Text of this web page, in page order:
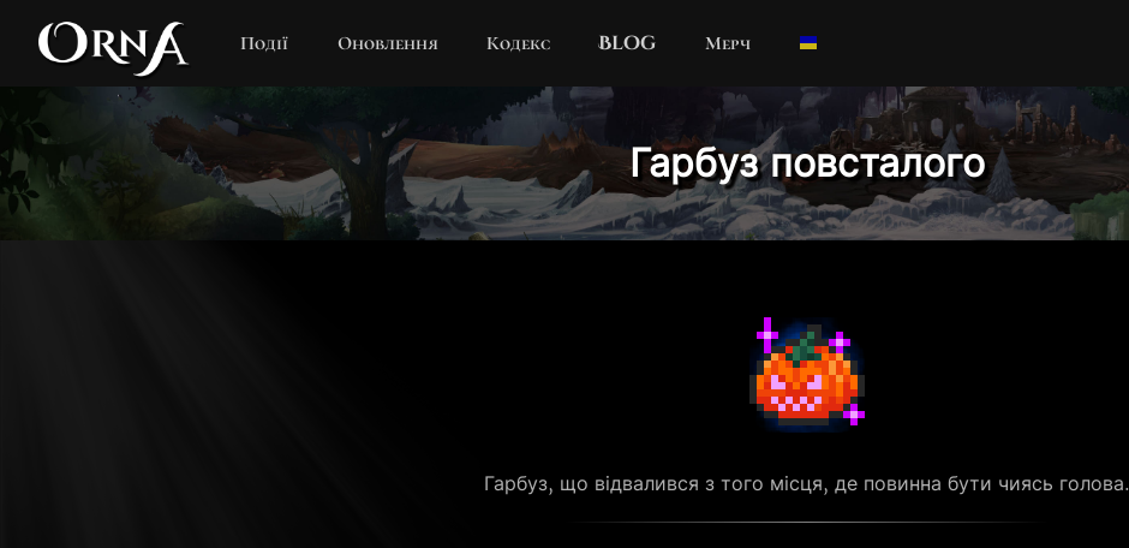
Події Оновлення Кодекс Blog Мерч
Гарбуз повсталого
Гарбуз, що відвалився з того місця, де повинна бути чиясь голова.